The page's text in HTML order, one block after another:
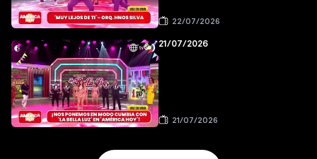
22/07/2026
21/07/2026
21/07/2026